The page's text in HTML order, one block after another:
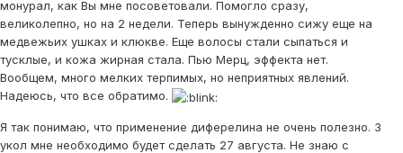
монурал, как Вы мне посоветовали. Помогло сразу,
великолепно, но на 2 недели. Теперь вынужденно сижу еще на
медвежьих ушках и клюкве. Еще волосы стали сыпаться и
тусклые, и кожа жирная стала. Пью Мерц, эффекта нет.
Вообщем, много мелких терпимых, но неприятных явлений.
Надеюсь, что все обратимо.
Я так понимаю, что применение диферелина не очень полезно. 3
укол мне необходимо будет сделать 27 августа. Не знаю с